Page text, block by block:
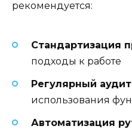
рекомендуется:
Стандартизация
подходы к работе
Регулярный аудит
использования
Автоматизация